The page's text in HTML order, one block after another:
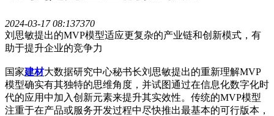
2024-03-17 08:137370
刘思敏提出的MVP模型适应更复杂的产业链和创新模式，有
助于提升企业的竞争力
国家建材大数据研究中心秘书长刘思敏提出的重新理解MVP
模型确实有其独特的思维角度，并试图通过在信息化数字化时
代的应用中加入创新元素来提升其实效性。传统的MVP模型
注重于在产品或服务开发过程中尽快推出最基本的可行版本，